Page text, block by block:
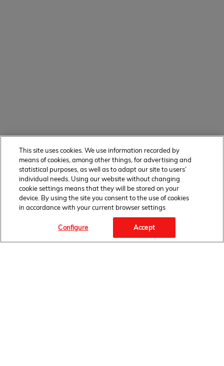
OBSERWUJ NAS
This site uses cookies. We use information recorded by
means of cookies, among other things, for advertising and
statistical purposes, as well as to adapt our site to users’
individual needs. Using our website without changing
cookie settings means that they will be stored on your
device. By using the site you consent to the use of cookies
in accordance with your current browser settings
Configure Accept